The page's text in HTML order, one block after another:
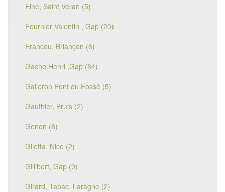
Fine, Saint Veran (5)
Fournier Valentin , Gap (20)
Francou, Briançon (6)
Gache Henri ,Gap (84)
Galleron Pont du Fossé (5)
Gauthier, Bruis (2)
Genon (8)
Giletta, Nice (2)
Gillibert, Gap (9)
Girard, Tabac, Laragne (2)